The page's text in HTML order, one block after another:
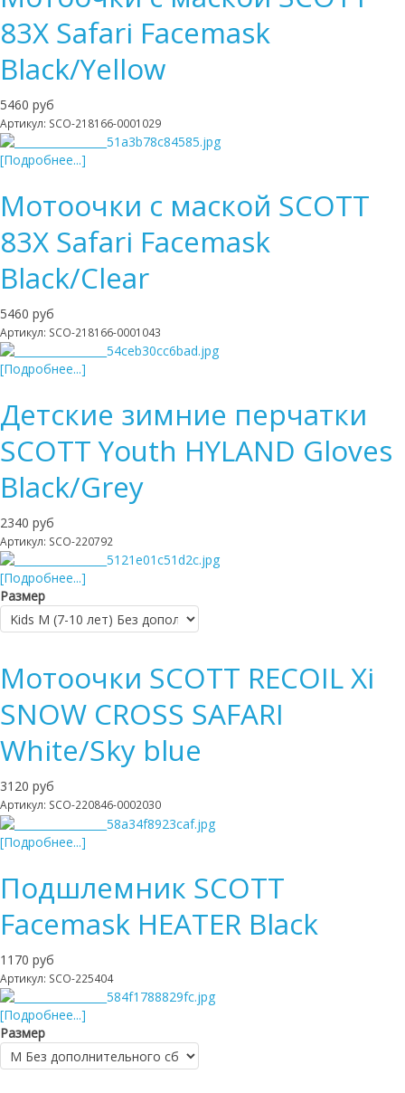
83X Safari Facemask
Black/Yellow
5460 руб
Артикул: SCO-218166-0001029
[Подробнее...]
Мотоочки с маской SCOTT
83X Safari Facemask
Black/Clear
5460 руб
Артикул: SCO-218166-0001043
[Подробнее...]
Детские зимние перчатки
SCOTT Youth HYLAND Gloves
Black/Grey
2340 руб
Артикул: SCO-220792
[Подробнее...]
Размер
Мотоочки SCOTT RECOIL Xi
SNOW CROSS SAFARI
White/Sky blue
3120 руб
Артикул: SCO-220846-0002030
[Подробнее...]
Подшлемник SCOTT
Facemask HEATER Black
1170 руб
Артикул: SCO-225404
[Подробнее...]
Размер